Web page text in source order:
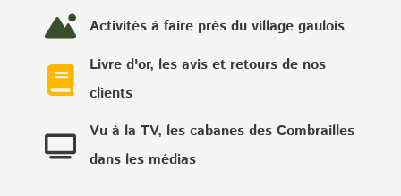
Activités à faire près du village gaulois
Livre d'or, les avis et retours de nos
clients
Vu à la TV, les cabanes des Combrailles
dans les médias